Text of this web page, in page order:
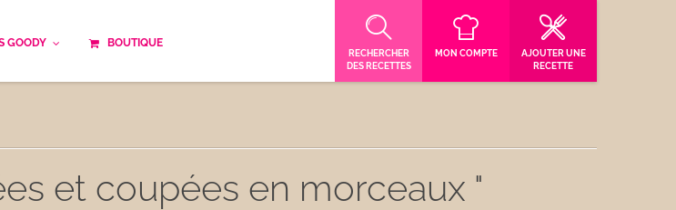
Repas musculation
GOODY BOUTIQUE
RECHERCHER
DES RECETTES
MON COMPTE
AJOUTER UNE
RECETTE
et coupées en morceaux "